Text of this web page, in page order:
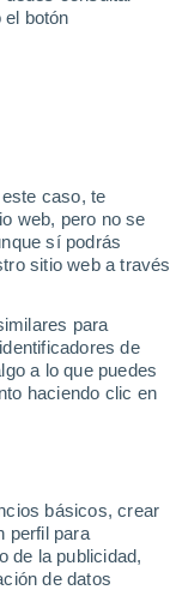
botón
caso, te
web, pero no se
sí podrás
sitio web a través
para
de
a lo que puedes
haciendo clic en
básicos, crear
perfil para
de la publicidad,
de datos